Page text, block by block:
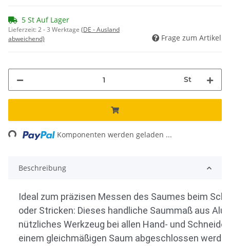
5 St Auf Lager
Lieferzeit:2 - 3 Werktage (DE - Ausland
abweichend)
Frage zum Artikel
St
Komponenten werden geladen ...
Beschreibung
Ideal zum präzisen Messen des Saumes beim
oder Stricken: Dieses handliche Saummaß aus
nützliches Werkzeug bei allen Hand- und
einem gleichmäßigen Saum abgeschlossen